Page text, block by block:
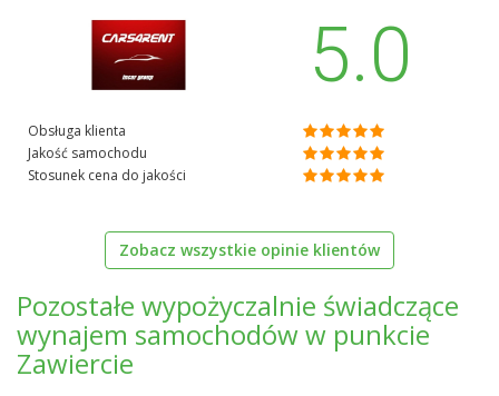
5.0
Obsługa klienta
Jakość samochodu
Stosunek cena do jakości
Zobacz wszystkie opinie klientów
Pozostałe wypożyczalnie świadczące
wynajem samochodów w punkcie
Zawiercie